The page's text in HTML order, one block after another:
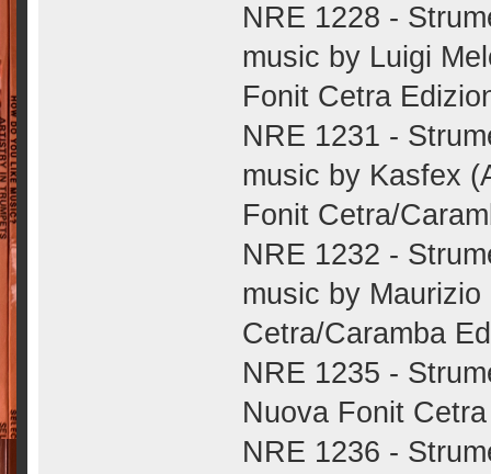
NRE 1228 -
music by Luigi
Fonit Cetra
NRE 1231 -
music by Kasfex
Fonit Cetra/
NRE 1232 -
music by
Cetra/Caramba
NRE 1235 -
Nuova Fonit
NRE 1236 -